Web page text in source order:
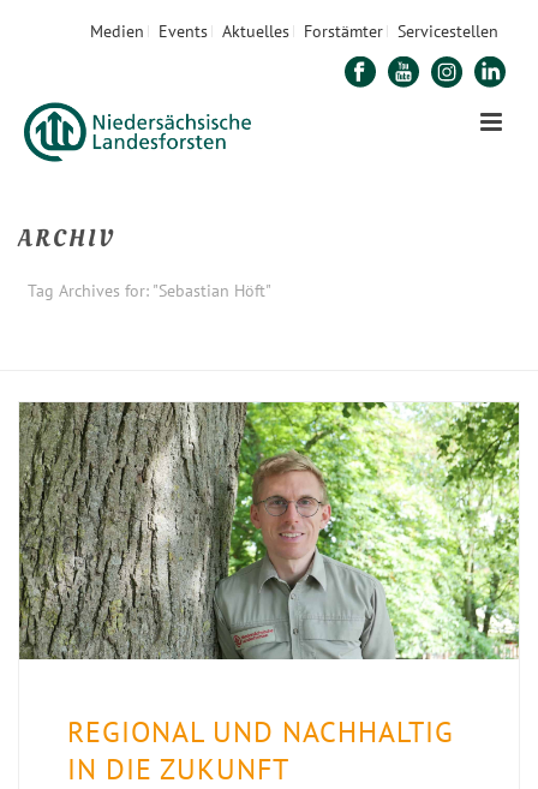
Medien Events Aktuelles Forstämter Servicestellen
ARCHIV
Tag Archives for: "Sebastian Höft"
REGIONAL UND NACHHALTIG
IN DIE ZUKUNFT